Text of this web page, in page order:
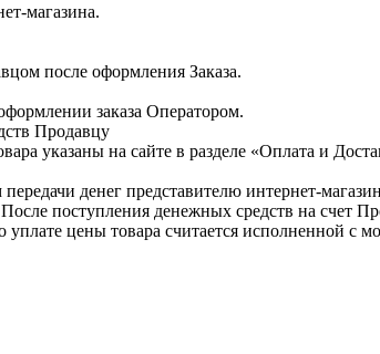
магазина.
после оформления Заказа.
заказа Оператором.
Продавцу
указаны на сайте в разделе «Оплата и
денег представителю интернет-
поступления денежных средств на счет
цены товара считается исполненной с